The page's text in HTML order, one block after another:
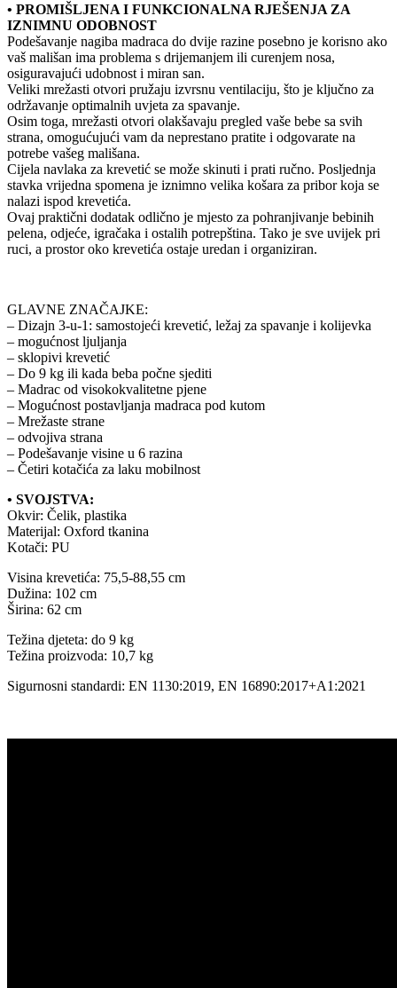
• PROMIŠLJENA I FUNKCIONALNA RJEŠENJA ZA
IZNIMNU ODOBNOST
Podešavanje nagiba madraca do dvije razine posebno je korisno ako
vaš mališan ima problema s drijemanjem ili curenjem nosa,
osiguravajući udobnost i miran san.
Veliki mrežasti otvori pružaju izvrsnu ventilaciju, što je ključno za
održavanje optimalnih uvjeta za spavanje.
Osim toga, mrežasti otvori olakšavaju pregled vaše bebe sa svih
strana, omogućujući vam da neprestano pratite i odgovarate na
potrebe vašeg mališana.
Cijela navlaka za krevetić se može skinuti i prati ručno. Posljednja
stavka vrijedna spomena je iznimno velika košara za pribor koja se
nalazi ispod krevetića.
Ovaj praktični dodatak odlično je mjesto za pohranjivanje bebinih
pelena, odjeće, igračaka i ostalih potrepština. Tako je sve uvijek pri
ruci, a prostor oko krevetića ostaje uredan i organiziran.
GLAVNE ZNAČAJKE:
– Dizajn 3-u-1: samostojeći krevetić, ležaj za spavanje i kolijevka
– mogućnost ljuljanja
– sklopivi krevetić
– Do 9 kg ili kada beba počne sjediti
– Madrac od visokokvalitetne pjene
– Mogućnost postavljanja madraca pod kutom
– Mrežaste strane
– odvojiva strana
– Podešavanje visine u 6 razina
– Četiri kotačića za laku mobilnost
• SVOJSTVA:
Okvir: Čelik, plastika
Materijal: Oxford tkanina
Kotači: PU
Visina krevetića: 75,5-88,55 cm
Dužina: 102 cm
Širina: 62 cm
Težina djeteta: do 9 kg
Težina proizvoda: 10,7 kg
Sigurnosni standardi: EN 1130:2019, EN 16890:2017+A1:2021